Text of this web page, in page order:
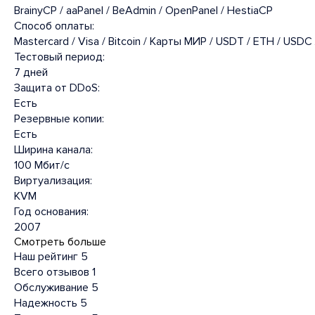
BrainyCP / aaPanel / BeAdmin / OpenPanel / HestiaCP
Способ оплаты:
Mastercard / Visa / Bitcoin / Карты МИР / USDT / ETH / USDC
Тестовый период:
7 дней
Защита от DDoS:
Есть
Резервные копии:
Есть
Ширина канала:
100 Мбит/с
Виртуализация:
KVM
Год основания:
2007
Смотреть больше
Наш рейтинг 5
Всего отзывов 1
Обслуживание 5
Надежность 5